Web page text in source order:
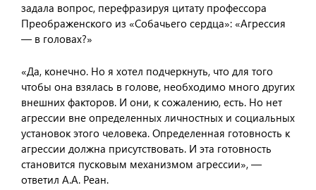
задала вопрос, перефразируя цитату профессора
Преображенского из «Собачьего сердца»: «Агрессия
— в головах?»
«Да, конечно. Но я хотел подчеркнуть, что для того
чтобы она взялась в голове, необходимо много других
внешних факторов. И они, к сожалению, есть. Но нет
агрессии вне определенных личностных и социальных
установок этого человека. Определенная готовность к
агрессии должна присутствовать. И эта готовность
становится пусковым механизмом агрессии», —
ответил А.А. Реан.